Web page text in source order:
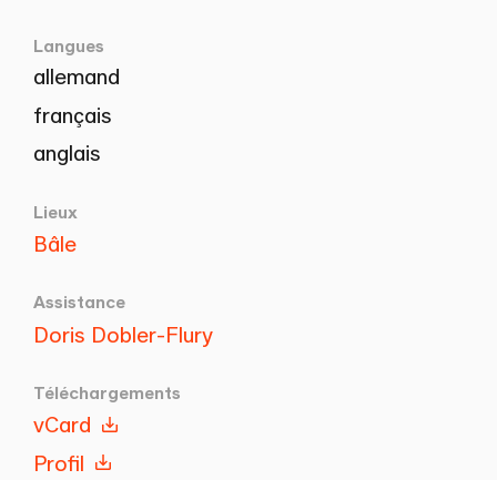
Langues
allemand
français
anglais
Lieux
Bâle
Assistance
Doris Dobler-Flury
Téléchargements
vCard
Profil